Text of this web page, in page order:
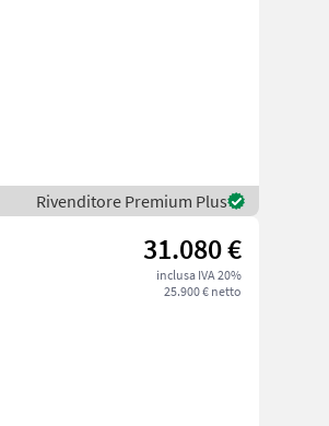
Rivenditore Premium Plus
31.080 €
inclusa IVA 20%
25.900 € netto